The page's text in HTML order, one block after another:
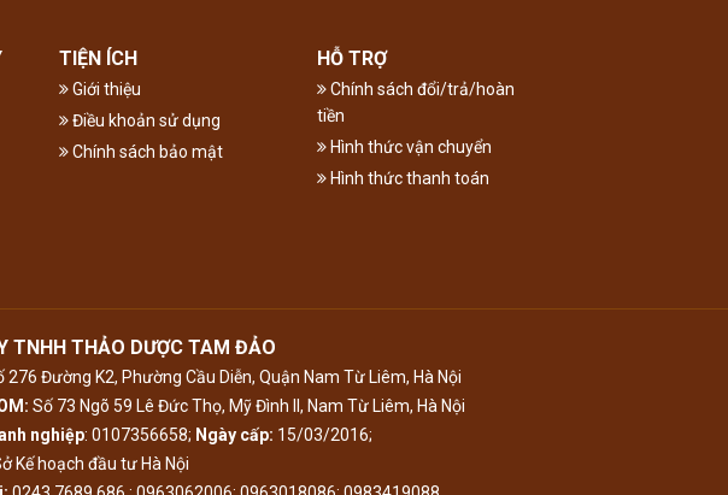
TIỆN ÍCH
Giới thiệu
Điều khoản sử dụng
Chính sách bảo mật
HỖ TRỢ
Chính sách đổi/trả/hoàn
tiền
Hình thức vận chuyển
Hình thức thanh toán
TNHH THẢO DƯỢC TAM ĐẢO
276 Đường K2, Phường Cầu Diễn, Quận Nam Từ Liêm, Hà Nội
Số 73 Ngõ 59 Lê Đức Thọ, Mỹ Đình II, Nam Từ Liêm, Hà Nội
nghiệp: 0107356658; Ngày cấp: 15/03/2016;
Kế hoạch đầu tư Hà Nội